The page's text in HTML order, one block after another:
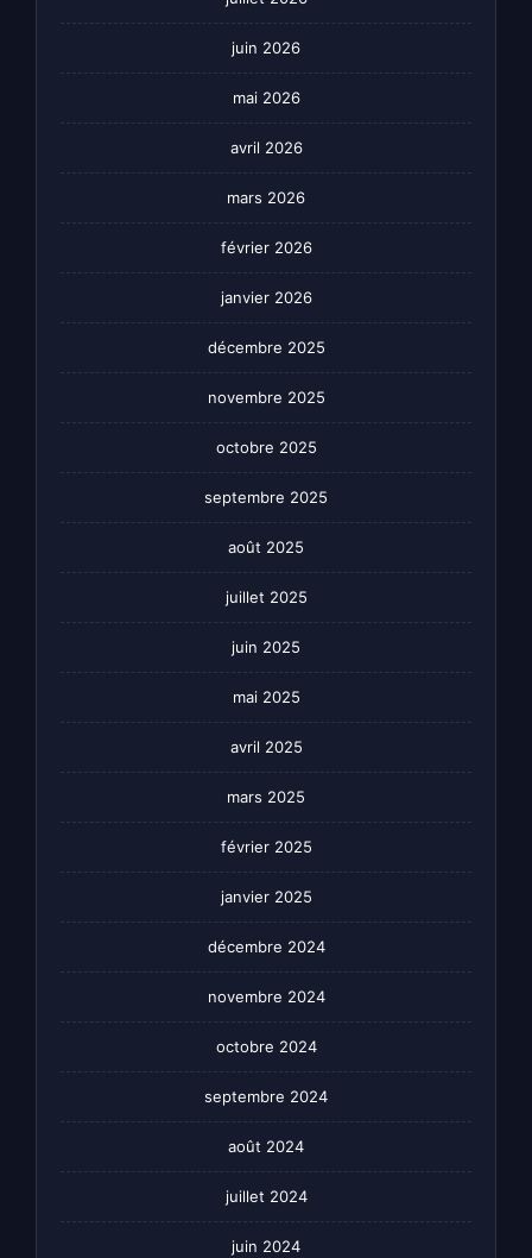
juin 2026
mai 2026
avril 2026
mars 2026
février 2026
janvier 2026
décembre 2025
novembre 2025
octobre 2025
septembre 2025
août 2025
juillet 2025
juin 2025
mai 2025
avril 2025
mars 2025
février 2025
janvier 2025
décembre 2024
novembre 2024
octobre 2024
septembre 2024
août 2024
juillet 2024
juin 2024